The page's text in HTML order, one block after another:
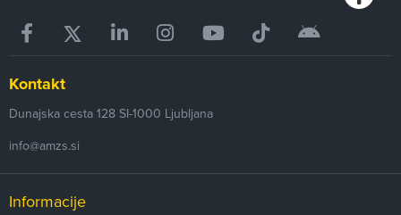
Kontakt
Dunajska cesta 128 SI-1000 Ljubljana
info@amzs.si
Informacije